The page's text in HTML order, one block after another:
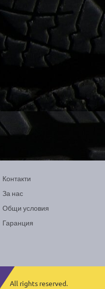
Контакти
За нас
Общи условия
Гаранция
All rights reserved.